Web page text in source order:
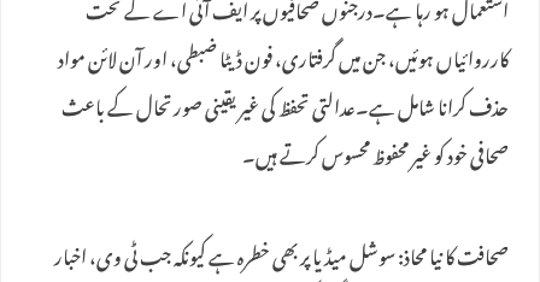
استعمال ہو رہا ہے۔درجنوں صحافیوں پر ایف آئی اے کے تحت
کارروائیاں ہوئیں، جن میں گرفتاری، فون ڈیٹا ضبطی، اور آن لائن مواد
حذف کرانا شامل ہے۔عدالتی تحفظ کی غیر یقینی صورتحال کے باعث
صحافی خود کو غیر محفوظ محسوس کرتے ہیں۔
صحافت کا نیا محاذ: سوشل میڈیا پر بھی خطرہ ہے کیونکہ جب ٹی وی، اخبار